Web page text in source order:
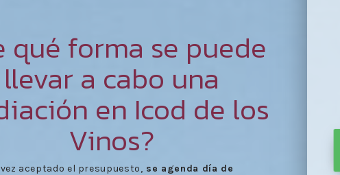
qué forma se puede
llevar a cabo una
en Icod de los
Vinos?
de las reunionesnecesarias para la mediación.